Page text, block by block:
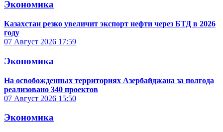
Экономика
Казахстан резко увеличит экспорт нефти через БТД в 2026
году
07 Август 2026 17:59
Экономика
На освобожденных территориях Азербайджана за полгода
реализовано 340 проектов
07 Август 2026 15:50
Экономика